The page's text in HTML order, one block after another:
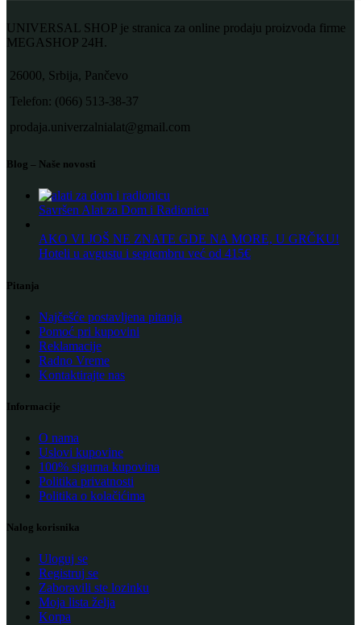
UNIVERSAL SHOP je stranica za online prodaju proizvoda firme
MEGASHOP 24H.
26000, Srbija, Pančevo
Telefon: (066) 513-38-37
prodaja.univerzalnialat@gmail.com
Blog – Naše novosti
Savršen Alat za Dom i Radionicu
AKO VI JOŠ NE ZNATE GDE NA MORE, U GRČKU!
Hoteli u avgustu i septembru već od 415€
Pitanja
Najčešće postavljena pitanja
Pomoć pri kupovini
Reklamacije
Radno Vreme
Kontaktirajte nas
Informacije
O nama
Uslovi kupovine
100% sigurna kupovina
Politika privatnosti
Politika o kolačićima
Nalog korisnika
Uloguj se
Registruj se
Zaboravili ste lozinku
Moja lista želja
Korpa